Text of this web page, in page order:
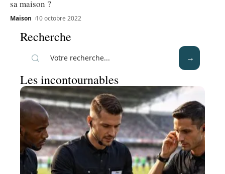
sa maison ?
Maison 10 octobre 2022
Recherche
Les incontournables